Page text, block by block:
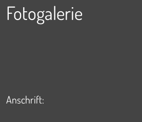
Fotogalerie
Anschrift: